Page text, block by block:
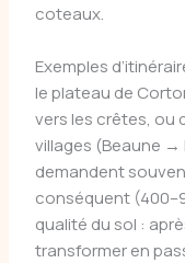
coteaux.
Exemples
le plateau de
vers les crêtes, ou
villages (Beaune
demandent
conséquent
qualité du sol :
transformer en